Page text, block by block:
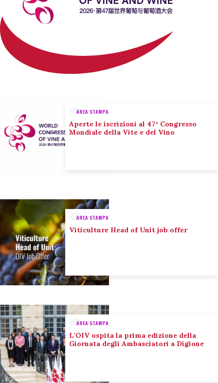
AREA STAMPA
Aperte le iscrizioni al 47° Congresso
Mondiale della Vite e del Vino
AREA STAMPA
Viticulture Head of Unit job offer
AREA STAMPA
L’OIV ospita la prima edizione della
Giornata degli Ambasciatori a Digione